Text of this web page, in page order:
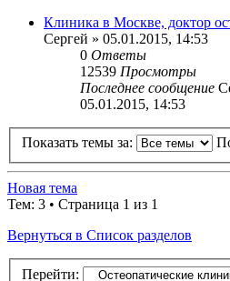
Клиника в Москве, доктор
Сергей » 05.01.2015, 14:53
0 Ответы
12539 Просмотры
Последнее сообщение
05.01.2015, 14:53
Показать темы за:
Новая тема
Тем: 3 • Страница 1 из 1
Вернуться в Список разделов
Перейти: